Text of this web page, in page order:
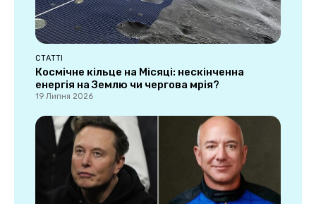
СТАТТІ
Космічне кільце на Місяці: нескінченна
енергія на Землю чи чергова мрія?
19 Липня 2026